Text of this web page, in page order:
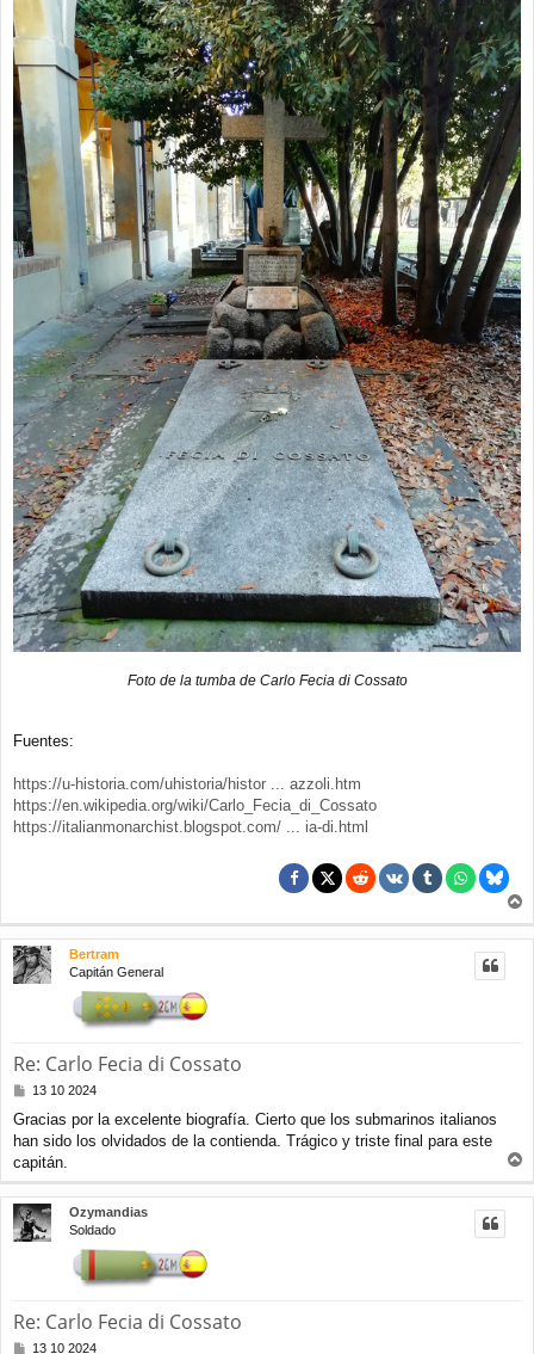
Foto de la tumba de Carlo Fecia di Cossato
Fuentes:
https://u-historia.com/uhistoria/histor ... azzoli.htm
https://en.wikipedia.org/wiki/Carlo_Fecia_di_Cossato
https://italianmonarchist.blogspot.com/ ... ia-di.html
r
r
Bertram
Capitán General
Re: Carlo Fecia di Cossato
M
n
s
a
j
e
13 10 2024
Gracias por la excelente biografía. Cierto que los submarinos italianos
han sido los olvidados de la contienda. Trágico y triste final para este
capitán.
r
r
Ozymandias
Soldado
Re: Carlo Fecia di Cossato
M13 10 2024